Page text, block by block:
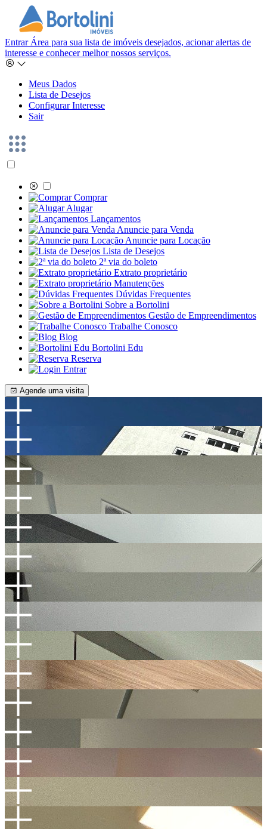
Entrar Área para sua lista de imóveis desejados, acionar alertas de
interesse e conhecer melhor nossos serviços.
Meus Dados
Lista de Desejos
Configurar Interesse
Sair
Comprar
Alugar
Lançamentos
Anuncie para Venda
Anuncie para Locação
Lista de Desejos
2ª via do boleto
Extrato proprietário
Manutenções
Dúvidas Frequentes
Sobre a Bortolini
Gestão de Empreendimentos
Trabalhe Conosco
Blog
Bortolini Edu
Reserva
Entrar
Agende uma visita